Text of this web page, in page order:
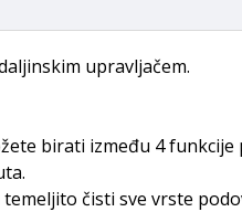
upravljačem.
birati između 4
čisti sve vrste